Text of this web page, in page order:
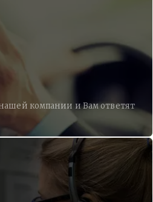
компании и Вам ответят